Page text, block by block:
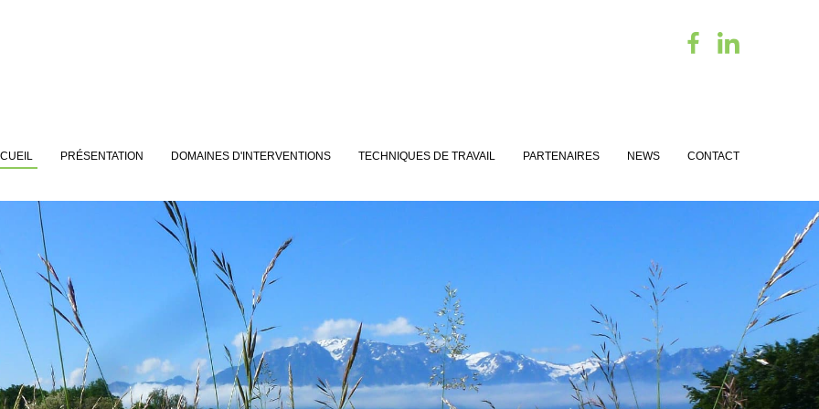
PRÉSENTATION DOMAINES D'INTERVENTIONS TECHNIQUES DE TRAVAIL PARTENAIRES NEWS CONTACT